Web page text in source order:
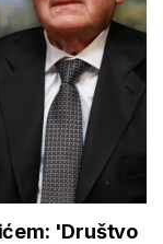
'Društvo